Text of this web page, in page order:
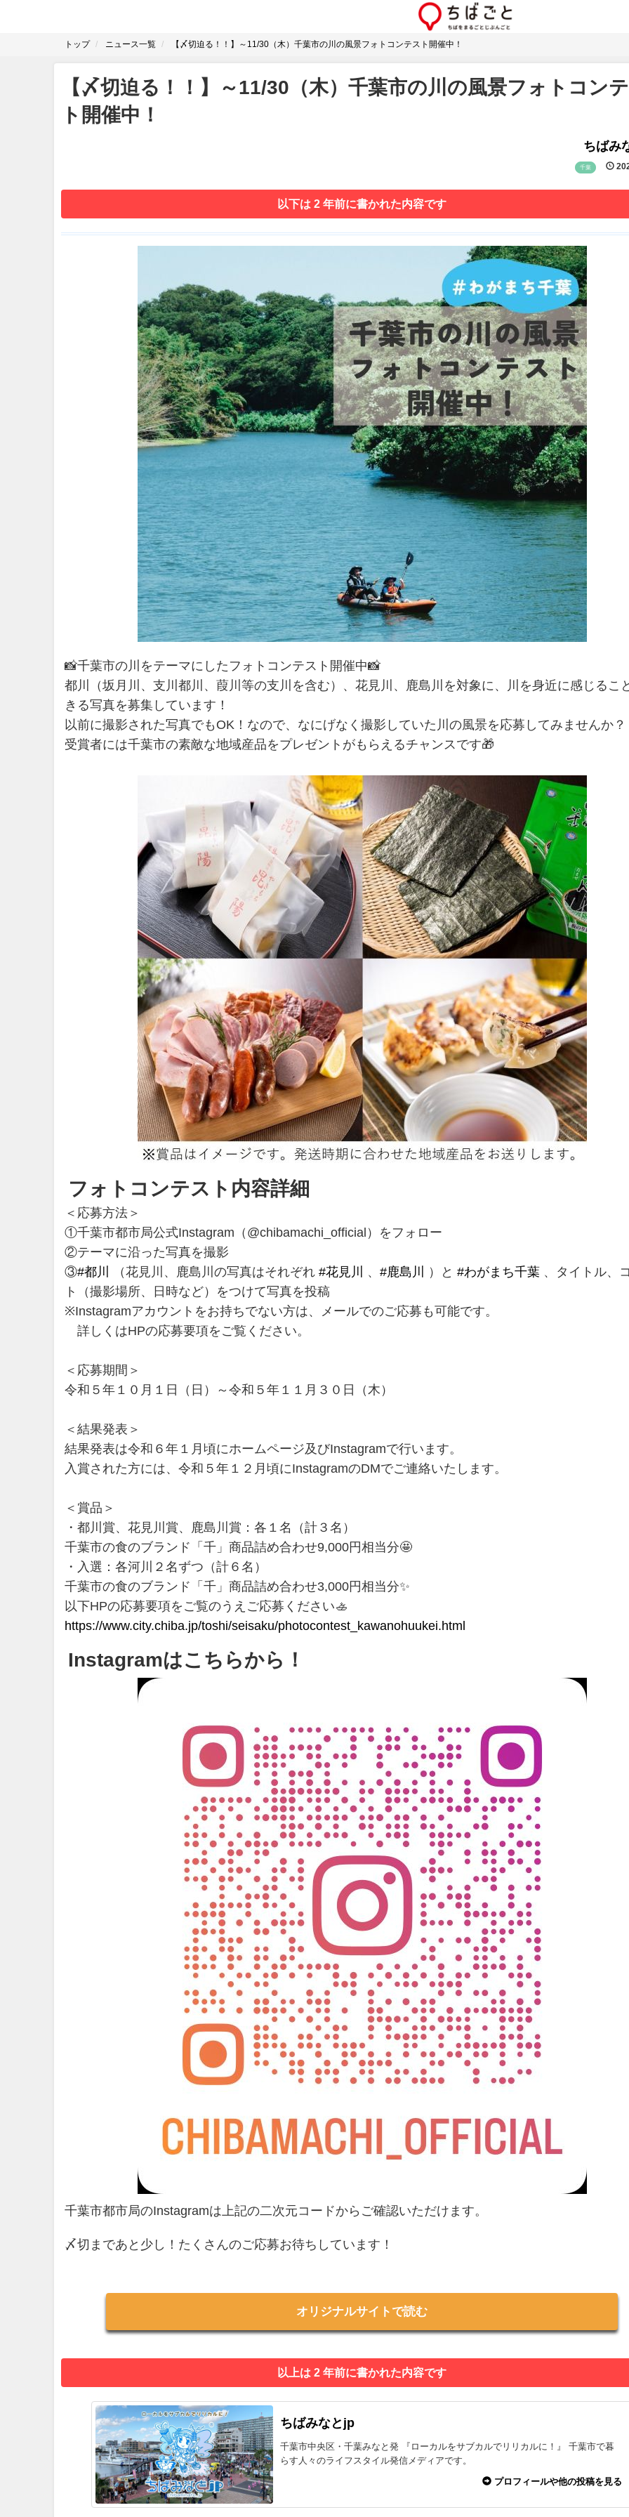
トップ ニュース一覧 【〆切迫る！！】～11/30（木）千葉市の川の風景フォトコンテスト開催中！
【〆切迫る！！】～11/30（木）千葉市の川の風景フォトコン
ト開催中！
ちばみ
千葉
以下は 2 年前に書かれた内容です
📸千葉市の川をテーマにしたフォトコンテスト開催中📸
都川（坂月川、支川都川、葭川等の支川を含む）、花見川、鹿島川を対象に、川を身近に感じるこ
きる写真を募集しています！
以前に撮影された写真でもOK！なので、なにげなく撮影していた川の風景を応募してみませんか？
受賞者には千葉市の素敵な地域産品をプレゼントがもらえるチャンスです🎁
フォトコンテスト内容詳細
＜応募方法＞
①千葉市都市局公式Instagram（@chibamachi_official）をフォロー
②テーマに沿った写真を撮影
③#都川 （花見川、鹿島川の写真はそれぞれ #花見川 、 #鹿島川 ）と #わがまち千葉 、タイトル、
ト（撮影場所、日時など）をつけて写真を投稿
※Instagramアカウントをお持ちでない方は、メールでのご応募も可能です。
詳しくはHPの応募要項をご覧ください。
＜応募期間＞
令和５年１０月１日（日）～令和５年１１月３０日（木）
＜結果発表＞
結果発表は令和６年１月頃にホームページ及びInstagramで行います。
入賞された方には、令和５年１２月頃にInstagramのDMでご連絡いたします。
＜賞品＞
・都川賞、花見川賞、鹿島川賞：各１名（計３名）
千葉市の食のブランド「千」商品詰め合わせ9,000円相当分🤩
・入選：各河川２名ずつ（計６名）
千葉市の食のブランド「千」商品詰め合わせ3,000円相当分✨
以下HPの応募要項をご覧のうえご応募ください🚣
https://www.city.chiba.jp/toshi/seisaku/photocontest_kawanohuukei.html
Instagramはこちらから！
千葉市都市局のInstagramは上記の二次元コードからご確認いただけます。
〆切まであと少し！たくさんのご応募お待ちしています！
オリジナルサイトで読む
以上は 2 年前に書かれた内容です
ちばみなとjp
千葉市中央区・千葉みなと発 『ローカルをサブカルでリリカルに！』 千葉市で暮
らす人々のライフスタイル発信メディアです。
プロフィールや他の投稿を見る